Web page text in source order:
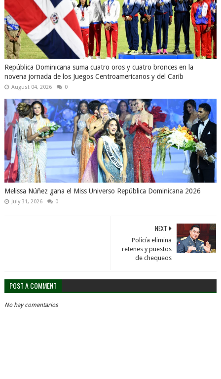
República Dominicana suma cuatro oros y cuatro bronces en la
novena jornada de los Juegos Centroamericanos y del Carib
August 04, 2026 0
Melissa Núñez gana el Miss Universo República Dominicana 2026
July 31, 2026 0
NEXT
Policía elimina
retenes y puestos
de chequeos
POST A COMMENT
No hay comentarios